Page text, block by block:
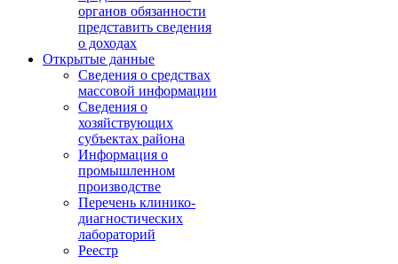
органов обязанности
представить сведения
о доходах
Открытые данные
Сведения о средствах
массовой информации
Сведения о
хозяйствующих
субъектах района
Информация о
промышленном
производстве
Перечень клинико-
диагностических
лабораторий
Реестр